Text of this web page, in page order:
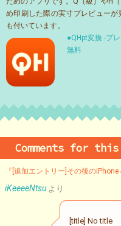
め印刷した際の実寸プレビュー
も付いています。
●QHpt変換 -プ
無料
Comments for
『[追加エントリー]その後の
iKeeeeNtsu より
[title] No title